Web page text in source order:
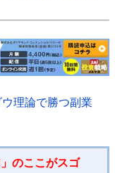
理論で勝つ副業
のここがスゴ